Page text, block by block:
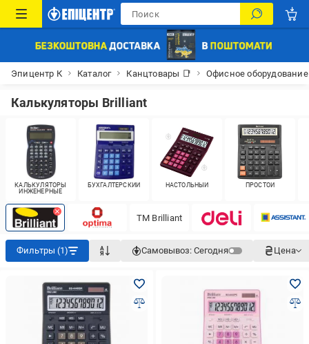
Эпицентр К Каталог Канцтовары 📑 Офисное оборудование
Калькуляторы Brilliant
КАЛЬКУЛЯТОРЫ
ИНЖЕНЕРНЫЕ
БУХГАЛТЕРСКИЙ НАСТОЛЬНЫЙ ПРОСТОЙ
ТМ Brilliant
Фильтры (1) Самовывоз: Сегодня Цена